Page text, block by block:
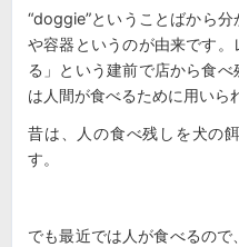
“doggie”ということばから
や容器というのが由来です
る」という建前で店から食
は人間が食べるために用いら
昔は、人の食べ残しを犬の
す。
でも最近では人が食べるので